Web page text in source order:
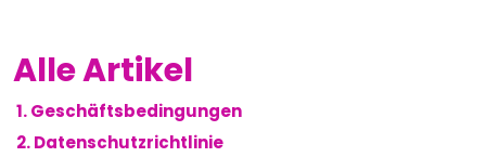
Alle Artikel
1. Geschäftsbedingungen
2. Datenschutzrichtlinie